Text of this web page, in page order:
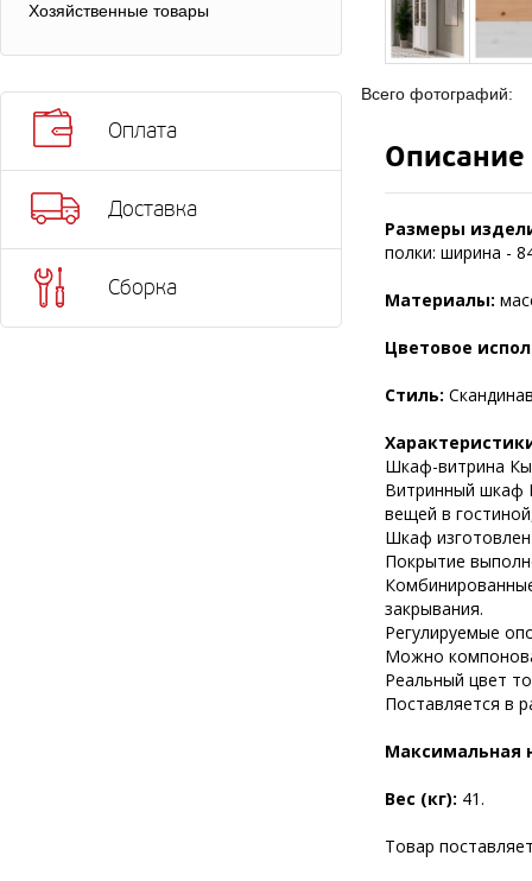
Хозяйственные товары
Оплата
Доставка
Сборка
Всего фотографий:
Описание
Размеры
полки: ширина -
Материалы:
Цветовое
Стиль:
Шкаф-витрина
Витринный шкаф
вещей в
Шкаф изготовлен
Покрытие
закрывания.
Регулируемые
Можно
Реальный цвет
Поставляется в
Максимальная
Вес (кг): 41.
Товар